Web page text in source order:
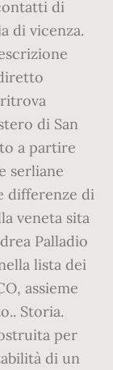
di
di vicenza.
ritrova
di San
a partire
serliane
differenze di
veneta sita
Palladio
lista dei
assieme
Storia.
per
di un